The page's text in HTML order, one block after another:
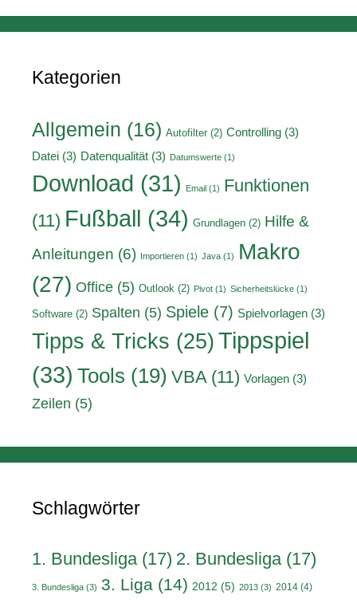
Kategorien
Allgemein (16) Autofilter (2) Controlling (3)
Datei (3) Datenqualität (3) Datumswerte (1)
Download (31) Email (1) Funktionen
(11) Fußball (34) Grundlagen (2) Hilfe &
Anleitungen (6) Importieren (1) Java (1)
Makro
(27) Office (5) Outlook (2) Pivot (1) Sicherheitslücke (1)
Software (2) Spalten (5) Spiele (7) Spielvorlagen (3)
Tipps & Tricks (25)Tippspiel
(33) Tools (19) VBA(11) Vorlagen (3)
Zeilen (5)
Schlagwörter
1. Bundesliga(17) 2. Bundesliga(17)
3. Bundesliga (3) 3. Liga (14) 2012 (5) 2013 (3) 2014 (4)